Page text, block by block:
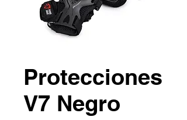
Protecciones
V7 Negro